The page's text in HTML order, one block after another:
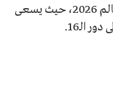
الجمعة في دور الـ32 من كأس العالم 2026، حيث يسعى
الـ16.